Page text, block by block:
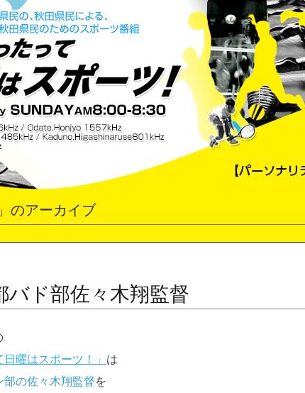
のアーカイブ
バド部佐々木翔監督
日曜はスポーツ！」 は
の佐々木翔監督を